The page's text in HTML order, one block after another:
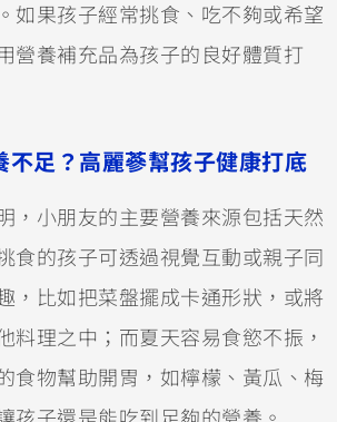
如果孩子經常挑食、吃不夠或希望
營養補充品為孩子的良好體質打
不足？高麗蔘幫孩子健康打底
，小朋友的主要營養來源包括天然
食的孩子可透過視覺互動或親子同
，比如把菜盤擺成卡通形狀，或將
料理之中；而夏天容易食慾不振，
食物幫助開胃，如檸檬、黃瓜、梅